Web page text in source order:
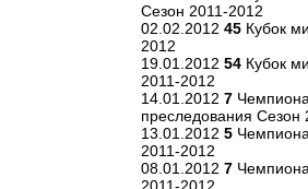
Сезон 2011-2012
02.02.2012 45 Кубок
2012
19.01.2012 54 Кубок
2011-2012
14.01.2012 7
преследования Сезон
13.01.2012 5
2011-2012
08.01.2012 7